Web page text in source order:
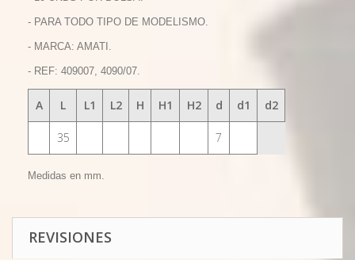
- PARA TODO TIPO DE MODELISMO.
- MARCA: AMATI.
- REF: 409007, 4090/07.
A L L1 L2 H H1 H2 d d1 d2
35 7
Medidas en mm.
REVISIONES